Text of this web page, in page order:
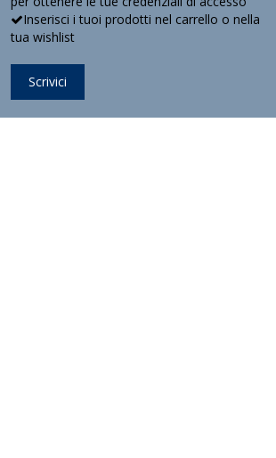
Inserisci i tuoi prodotti nel carrello o nella
tua wishlist
Scrivici